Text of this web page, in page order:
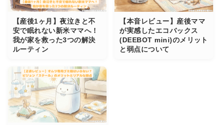
【産後1ヶ月】夜泣きと不
安で眠れない新米ママへ！
我が家を救った3つの解決
ルーティン
【本音レビュー】産後ママ
が実感したエコバックス
(DEEBOT mini)のメリット
と弱点について